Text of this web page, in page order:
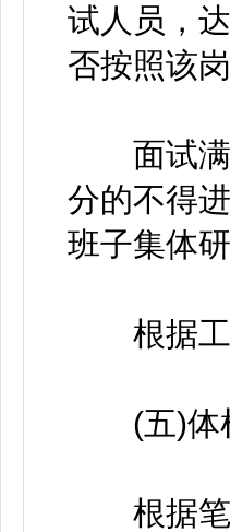
试人员，
否按照该
面试满
分的不得
班子集体
根据工
(五)体
根据笔